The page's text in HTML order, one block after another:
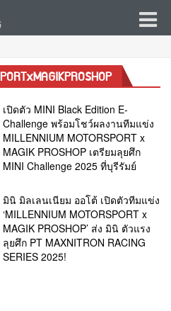
เปิดตัว MINI Black Edition E-
Challenge พร้อมโชว์ผลงานทีมแข่ง
MILLENNIUM MOTORSPORT x
MAGIK PROSHOP เตรียมลุยศึก
MINI Challenge 2025 ที่บุรีรัมย์
มินิ มิลเลนเนียม ออโต้ เปิดตัวทีมแข่ง
‘MILLENNIUM MOTORSPORT x
MAGIK PROSHOP’ ส่ง มินิ ตัวแรง
ลุยศึก PT MAXNITRON RACING
SERIES 2025!